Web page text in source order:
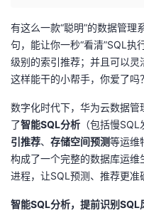
页
开
发
我
的
我
有这么一款“聪明”的数据管理
句，能让你一秒“看清”SQL 执
级别的索引推荐；并且可以灵
这样能干的小帮手，你爱了吗？
数字化时代下，华为云数据管
了智能SQL分析 （包括慢SQL
引推荐、 存储空间预测等运维
构成了一个完整的数据库运
进程，让SQL 预测、推荐更准
智能SQL分析，提前识别SQL